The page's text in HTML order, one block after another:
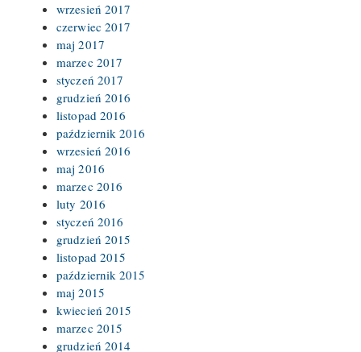
wrzesień 2017
czerwiec 2017
maj 2017
marzec 2017
styczeń 2017
grudzień 2016
listopad 2016
październik 2016
wrzesień 2016
maj 2016
marzec 2016
luty 2016
styczeń 2016
grudzień 2015
listopad 2015
październik 2015
maj 2015
kwiecień 2015
marzec 2015
grudzień 2014